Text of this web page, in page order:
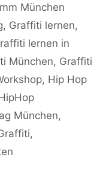
München
, Graffiti lernen,
lernen in
München, Graffiti
, Hip Hop
München,
,